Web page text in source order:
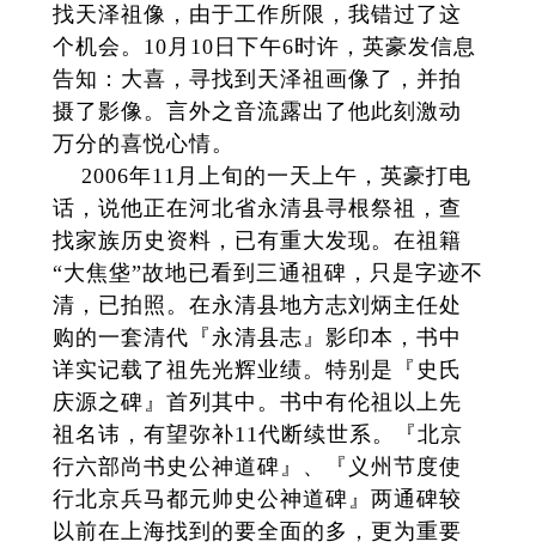
找天泽祖像，由于工作所限，我错过了这
个机会。10月10日下午6时许，英豪发信息
告知：大喜，寻找到天泽祖画像了，并拍
摄了影像。言外之音流露出了他此刻激动
万分的喜悦心情。
2006年11月上旬的一天上午，英豪打电
话，说他正在河北省永清县寻根祭祖，查
找家族历史资料，已有重大发现。在祖籍
“大焦垡”故地已看到三通祖碑，只是字迹不
清，已拍照。在永清县地方志刘炳主任处
购的一套清代『永清县志』影印本，书中
详实记载了祖先光辉业绩。特别是『史氏
庆源之碑』首列其中。书中有伦祖以上先
祖名讳，有望弥补11代断续世系。『北京
行六部尚书史公神道碑』、『义州节度使
行北京兵马都元帅史公神道碑』两通碑较
以前在上海找到的要全面的多，更为重要